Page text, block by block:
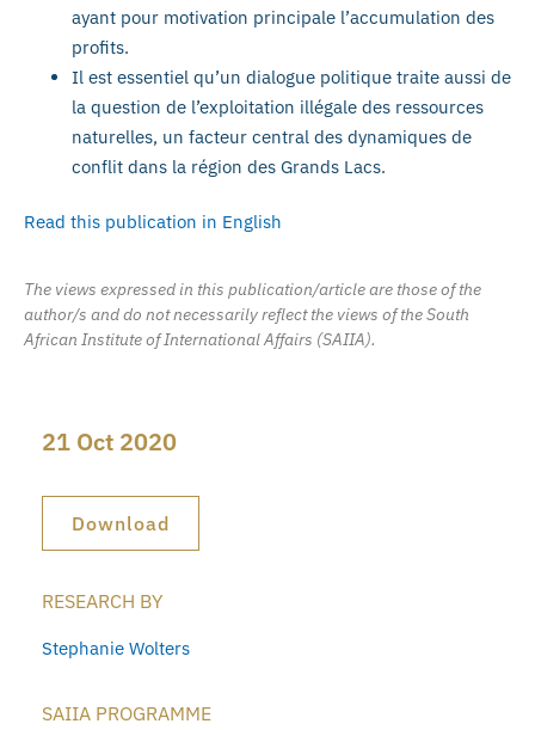
ayant pour motivation principale l’accumulation des
profits.
Il est essentiel qu’un dialogue politique traite aussi de
la question de l’exploitation illégale des ressources
naturelles, un facteur central des dynamiques de
conflit dans la région des Grands Lacs.
Read this publication in English
The views expressed in this publication/article are those of the
author/s and do not necessarily reflect the views of the South
African Institute of International Affairs (SAIIA).
21 Oct 2020
Download
RESEARCH BY
Stephanie Wolters
SAIIA PROGRAMME